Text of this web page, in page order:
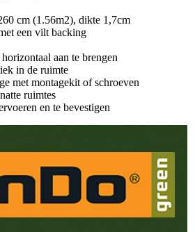
cm (1.56m2), dikte 1,7cm
een vilt backing
aan te brengen
in de ruimte
met montagekit of schroeven
ruimtes
en te bevestigen